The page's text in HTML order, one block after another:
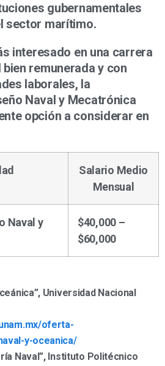
gubernamentales
sector marítimo.
interesado en una carrera
remunerada y con
laborales, la
Naval y Mecatrónica
opción a considerar en
Salario Medio
Mensual
Naval y
$40,000 –
$60,000
Universidad Nacional
oferta-
y-oceanica/
Naval”, Instituto Politécnico